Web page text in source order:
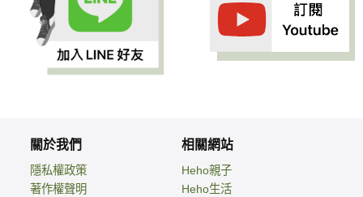
關於我們
隱私權政策
著作權聲明
相關網站
Heho親子
Heho生活